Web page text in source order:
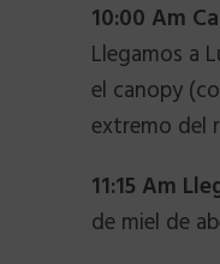
10:00 Am
Llegamos a
el canopy
extremo del
11:15 Am
de miel de